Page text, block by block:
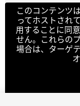
このコンテンツ
ってホストされ
用することに同
せん。これらの
場合は、ターゲ